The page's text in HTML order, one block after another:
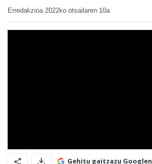
Erredakzioa 2022ko otsailaren 10a
Gehitu gaitzazu Googlen